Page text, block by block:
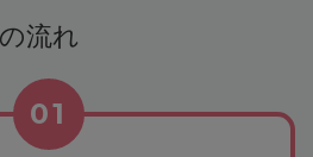
流れ
01